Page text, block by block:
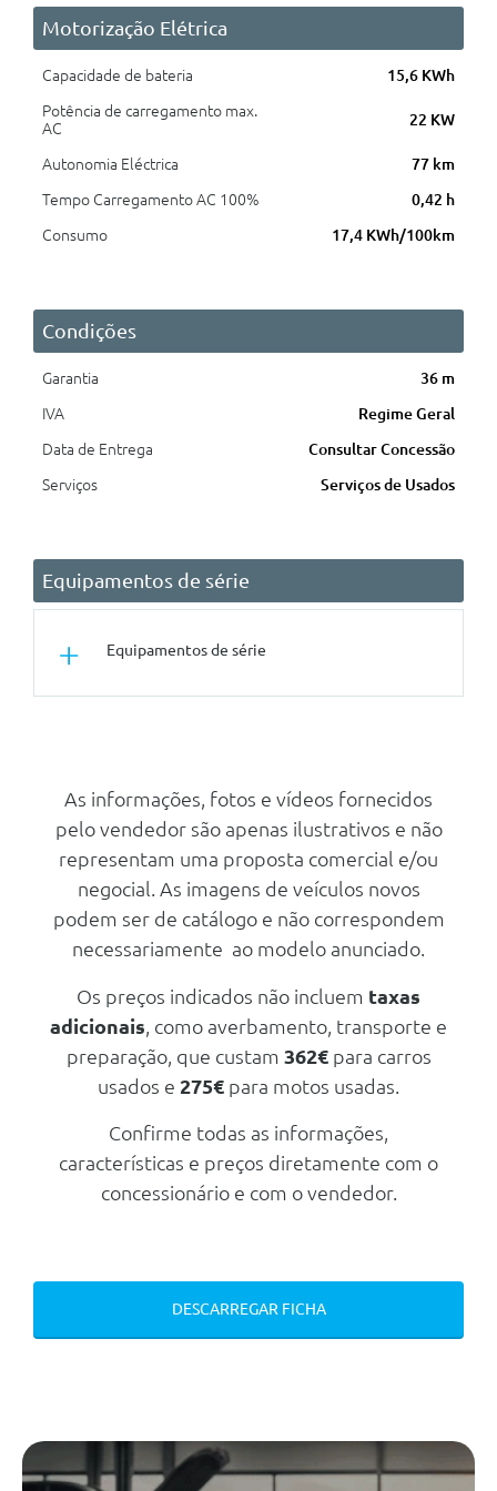
Motorização Elétrica
Capacidade de bateria
15,6 KWh
Potência de carregamento max.
AC
22 KW
Autonomia Eléctrica
77 km
Tempo Carregamento AC 100%
0,42 h
Consumo
17,4 KWh/100km
Condições
Garantia
36 m
IVA
Regime Geral
Data de Entrega
Consultar Concessão
Serviços
Serviços de Usados
Equipamentos de série
Equipamentos de série
Veiculo)
Colete Reflector Para Condutor
Pré-Instalação De Chave Digital
Assistente De Limite De
Velocidade
Extra Digital: Funções Avançadas
Extra Digital: Serviço Remotos E
De Carregamento Plus
Modulo De Comunicaçoes Lte
Para Extras Digitais
Instalação De Navegação
Pack Visibilidade
Funções Avançadas Mbux
Sensor De Ocupação Dos
Desactivação Automatica Do
As informações, fotos e vídeos fornecidos
pelo vendedor são apenas ilustrativos e não
representam uma proposta comercial e/ou
negocial. As imagens de veículos novos
podem ser de catálogo e não correspondem
necessariamente ao modelo anunciado.
Os preços indicados não incluem taxas
adicionais , como averbamento, transporte e
preparação, que custam 362€para carros
usados e 275€ para motos usadas.
Confirme todas as informações,
características e preços diretamente com o
concessionário e com o vendedor.
DESCARREGAR FICHA